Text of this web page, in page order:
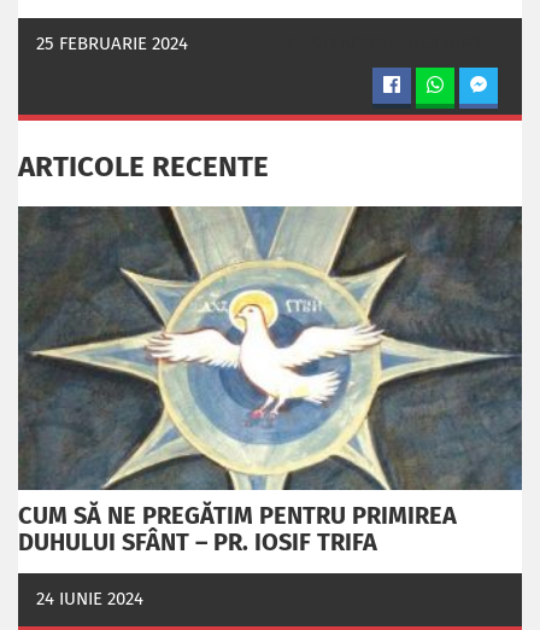
25 FEBRUARIE 2024
ARTICOLE RECENTE
CUM SĂ NE PREGĂTIM PENTRU PRIMIREA
DUHULUI SFÂNT – PR. IOSIF TRIFA
24 IUNIE 2024